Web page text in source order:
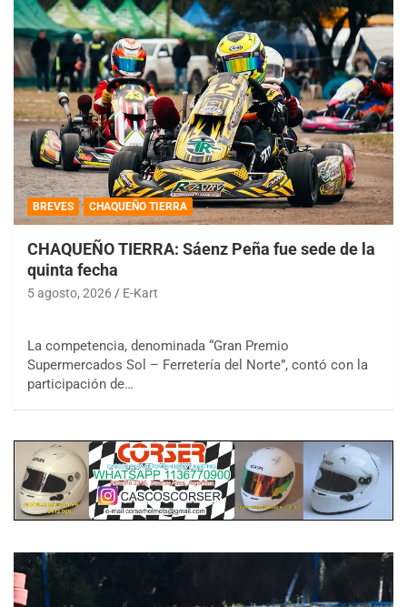
BREVES CHAQUEÑO TIERRA
CHAQUEÑO TIERRA: Sáenz Peña fue sede de la
quinta fecha
5 agosto, 2026 E-Kart
La competencia, denominada “Gran Premio
Supermercados Sol – Ferretería del Norte”, contó con la
participación de…